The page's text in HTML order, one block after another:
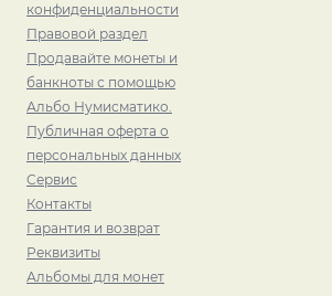
конфиденциальности
Правовой раздел
Продавайте монеты и
банкноты с помощью
Альбо Нумисматико.
Публичная оферта о
персональных данных
Сервис
Контакты
Гарантия и возврат
Реквизиты
Альбомы для монет